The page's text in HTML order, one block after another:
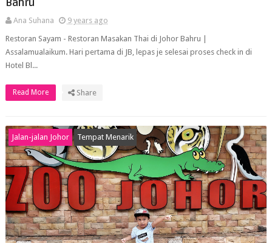
Bahru
Ana Suhana
9 years ago
Restoran Sayam - Restoran Masakan Thai di Johor Bahru |
Assalamualaikum. Hari pertama di JB, lepas je selesai proses check in di
Hotel Bl...
Read More Share
Jalan-jalan Johor Tempat Menarik